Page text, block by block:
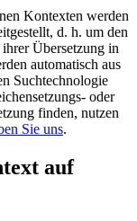
Kontexten werden
d. h. um den
Übersetzung in
automatisch aus
Suchtechnologie
oder
finden, nutzen
Sie uns.
auf